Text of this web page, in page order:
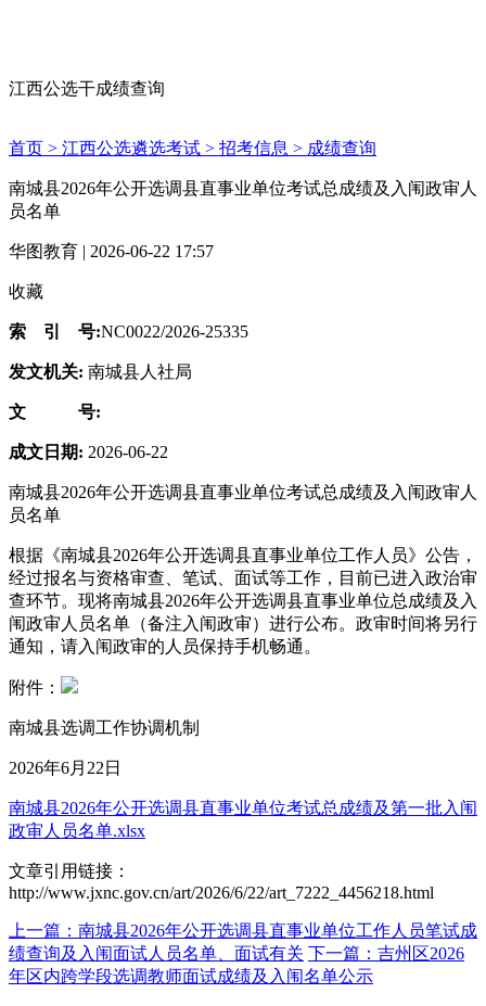
江西公选干成绩查询
首页 > 江西公选遴选考试 > 招考信息 > 成绩查询
南城县2026年公开选调县直事业单位考试总成绩及入闱政审人
员名单
华图教育 | 2026-06-22 17:57
收藏
索 引 号:NC0022/2026-25335
发文机关: 南城县人社局
文 号:
成文日期: 2026-06-22
南城县2026年公开选调县直事业单位考试总成绩及入闱政审人
员名单
根据《南城县2026年公开选调县直事业单位工作人员》公告，
经过报名与资格审查、笔试、面试等工作，目前已进入政治审
查环节。现将南城县2026年公开选调县直事业单位总成绩及入
闱政审人员名单（备注入闱政审）进行公布。政审时间将另行
通知，请入闱政审的人员保持手机畅通。
附件：
南城县选调工作协调机制
2026年6月22日
南城县2026年公开选调县直事业单位考试总成绩及第一批入闱
政审人员名单.xlsx
文章引用链接：
http://www.jxnc.gov.cn/art/2026/6/22/art_7222_4456218.html
上一篇：南城县2026年公开选调县直事业单位工作人员笔试成
绩查询及入闱面试人员名单、面试有关 下一篇：吉州区2026
年区内跨学段选调教师面试成绩及入闱名单公示